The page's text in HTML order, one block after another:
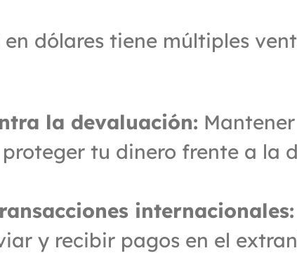
dólares tiene múltiples
la devaluación:
tu dinero frente a la
internacionales:
y recibir pagos en el